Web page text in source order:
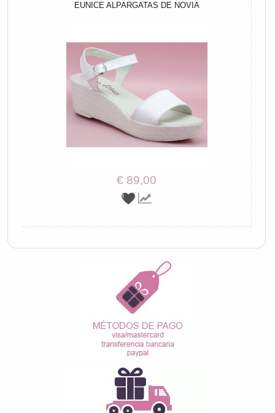
EUNICE ALPARGATAS DE NOVIA
€ 89,00